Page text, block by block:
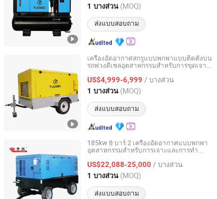
1 บางส่วน (MOQ)
ส่งแบบสอบถาม
Fujian, China
เครื่องอัดอากาศสกรูแบบพกพาแบบติดตั้งบน
รถพ่วงดีเซลอุตสาหกรรมสำหรับการขุดเจาะ
US$4,999-6,999 / บางส่วน
1 บางส่วน (MOQ)
ส่งแบบสอบถาม
Fuzhou Tuowei Mechanical & Electrical Equipment Co.,
Ltd.
Fujian, China อัตราจาก 2020
185kw 8 บาร์ 2 เครื่องอัดอากาศแบบพกพา
อุตสาหกรรมสำหรับการเจาะและการทำ
US$22,088-25,000 / บางส่วน
1 บางส่วน (MOQ)
ส่งแบบสอบถาม
Tianjin Jinjing Gas Compressor Manufacturing Co., Ltd.
Tianjin, China อัตราจาก 2021